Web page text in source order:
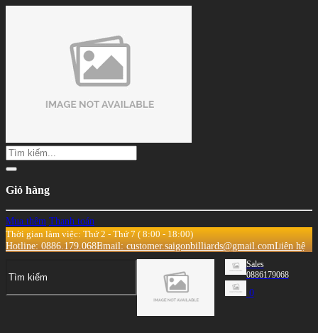
Giỏ hàng
Mua thêm Thanh toán
Thời gian làm việc: Thứ 2 - Thứ 7 ( 8:00 - 18:00)
Hotline: 0886.179.068Email: customer.saigonbilliards@gmail.comLiên hệ
Sales
0886179068
0